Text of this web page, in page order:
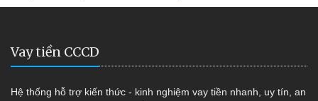
Vay tiền CCCD
Hệ thống hỗ trợ kiến thức - kinh nghiệm vay tiền nhanh, uy tín, an